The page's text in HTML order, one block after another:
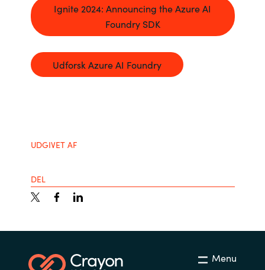
Portugal
Qatar
Romania
Spain
Ignite 2024: Announcing the Azure AI
Foundry SDK
Udforsk Azure AI Foundry
UDGIVET AF
DEL
Menu